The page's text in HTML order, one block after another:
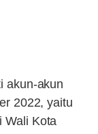
akun-akun
2022, yaitu
Wali Kota